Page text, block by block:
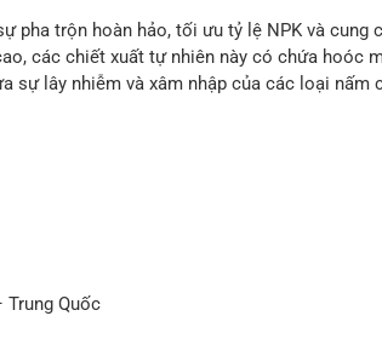
pha trộn hoàn hảo, tối ưu tỷ lệ NPK và
các chiết xuất tự nhiên này có chứa
sự lây nhiễm và xâm nhập của các loại nấm
Trung Quốc